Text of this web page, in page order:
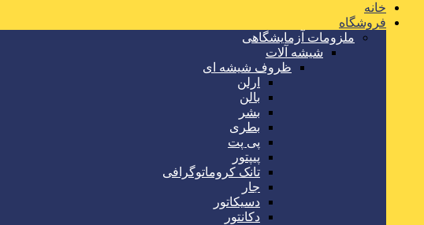
خانه
فروشگاه
ملزومات آزمایشگاهی
شیشه آلات
ظروف شیشه ای
ارلن
بالن
بشر
بطری
پی پت
پیپتور
تانک کروماتوگرافی
جار
دسیکاتور
دکانتور